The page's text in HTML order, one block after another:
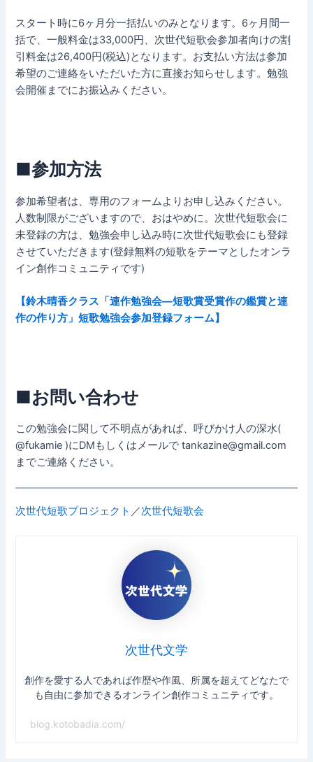
スタート時に6ヶ月分一括払いのみとなります。6ヶ月間一
括で、一般料金は33,000円、次世代短歌会参加者向けの割
引料金は26,400円(税込)となります。お支払い方法は参加
希望のご連絡をいただいた方に直接お知らせします。勉強
会開催までにお振込みください。
■参加方法
参加希望者は、専用のフォームよりお申し込みください。
人数制限がございますので、おはやめに。次世代短歌会に
未登録の方は、勉強会申し込み時に次世代短歌会にも登録
させていただきます(登録無料の短歌をテーマとしたオンラ
イン創作コミュニティです)
【鈴木晴香クラス「連作勉強会—短歌賞受賞作の鑑賞と連
作の作り方」短歌勉強会参加登録フォーム】
■お問い合わせ
この勉強会に関して不明点があれば、呼びかけ人の深水(
@fukamie )にDMもしくはメールで tankazine@gmail.com
までご連絡ください。
次世代短歌プロジェクト ／次世代短歌会
次世代文学
創作を愛する人であれば作歴や作風、所属を超えてどなたで
も自由に参加できるオンライン創作コミュニティです。
blog.kotobadia.com/